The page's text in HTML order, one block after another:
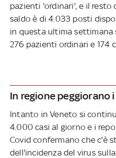
pazienti 'ordinari', e il resto
saldo è di 4.033 posti
in questa ultima
276 pazienti ordinari e 174
In regione
Intanto in Veneto si
4.000 casi al giorno e i
Covid confermano che c'è
dell'incidenza del virus